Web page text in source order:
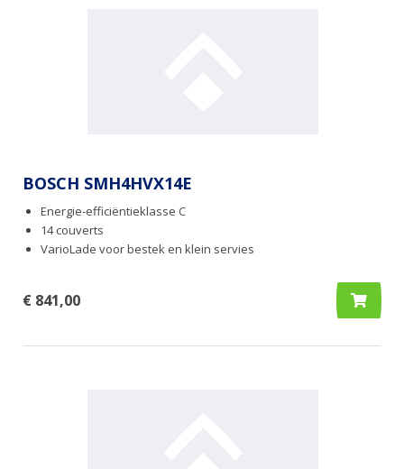
BOSCH SMH4HVX14E
Energie-efficiëntieklasse C
14 couverts
VarioLade voor bestek en klein servies
€ 841,00